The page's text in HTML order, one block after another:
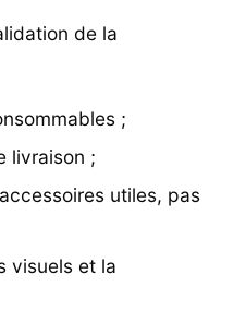
de la
;
livraison ;
utiles, pas
visuels et la